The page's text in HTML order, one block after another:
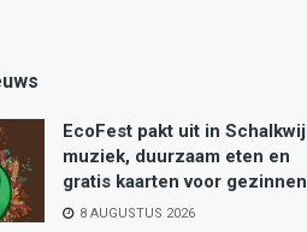
EcoFest pakt uit in
muziek, duurzaam eten en
gratis kaarten voor gezinnen
8 AUGUSTUS 2026